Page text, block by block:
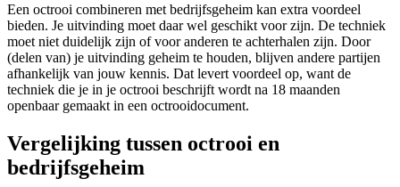
Een octrooi combineren met bedrijfsgeheim kan extra voordeel
bieden. Je uitvinding moet daar wel geschikt voor zijn. De techniek
moet niet duidelijk zijn of voor anderen te achterhalen zijn. Door
(delen van) je uitvinding geheim te houden, blijven andere partijen
afhankelijk van jouw kennis. Dat levert voordeel op, want de
techniek die je in je octrooi beschrijft wordt na 18 maanden
openbaar gemaakt in een octrooidocument.
Vergelijking tussen octrooi en
bedrijfsgeheim